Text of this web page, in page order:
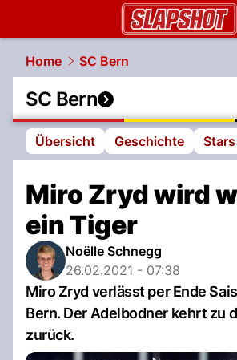
Home SC Bern
SC Bern
Übersicht Geschichte Stars
Miro Zryd wird
ein Tiger
Noëlle Schnegg
26.02.2021 - 07:38
Miro Zryd verlässt per Ende
Bern. Der Adelbodner kehrt zu
zurück.